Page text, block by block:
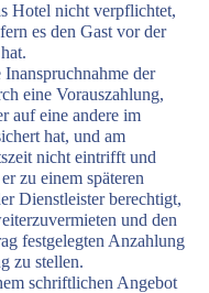
Hotel nicht verpflichtet,
es den Gast vor der
der
eine Vorauszahlung,
auf eine andere im
hat, und am
nicht eintrifft und
zu einem späteren
Dienstleister berechtigt,
und den
festgelegten Anzahlung
zu stellen.
schriftlichen Angebot